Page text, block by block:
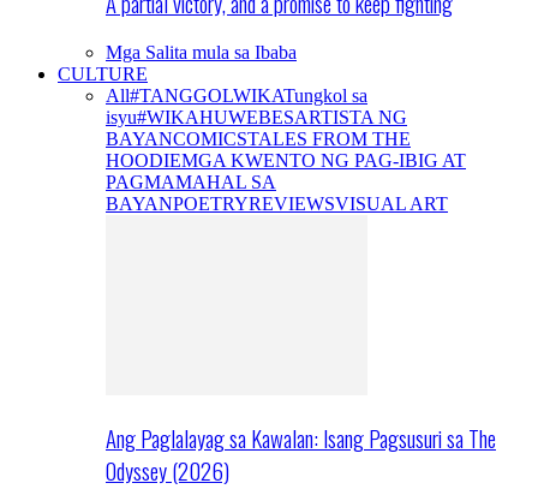
Mga Salita mula sa Ibaba
CULTURE
All#TANGGOLWIKATungkol sa
isyu#WIKAHUWEBESARTISTA NG
BAYANCOMICSTALES FROM THE
HOODIEMGA KWENTO NG PAG-IBIG AT
PAGMAMAHAL SA
BAYANPOETRYREVIEWSVISUAL ART
Ang Paglalayag sa Kawalan: Isang Pagsusuri sa The
Odyssey (2026)